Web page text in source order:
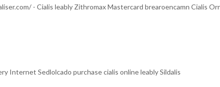
- Cialis leably Zithromax Mastercard brearoencamn Cialis
Internet Sedlolcado purchase cialis online leably Sildalis